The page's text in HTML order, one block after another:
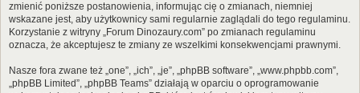
zmienić poniższe postanowienia, informując cię o zmianach, niemniej
wskazane jest, aby użytkownicy sami regularnie zaglądali do tego regulaminu.
Korzystanie z witryny „Forum Dinozaury.com” po zmianach regulaminu
oznacza, że akceptujesz te zmiany ze wszelkimi konsekwencjami prawnymi.
Nasze fora zwane też „one”, „ich”, „je”, „phpBB software”, „www.phpbb.com”,
„phpBB Limited”, „phpBB Teams” działają w oparciu o oprogramowanie